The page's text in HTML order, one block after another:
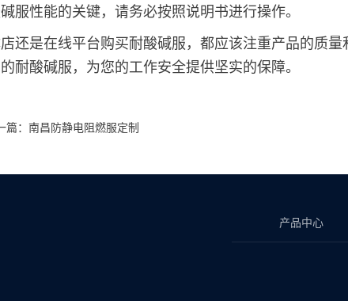
服性能的关键，请务必按照说明书进行操作。
还是在线平台购买耐酸碱服，都应该注重产品的质
耐酸碱服，为您的工作安全提供坚实的保障。
篇：南昌防静电阻燃服定制
产品中心